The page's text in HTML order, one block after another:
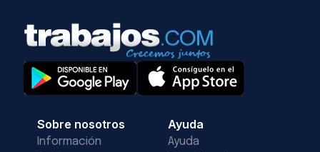
Sobre nosotros
Información
Ayuda
Ayuda